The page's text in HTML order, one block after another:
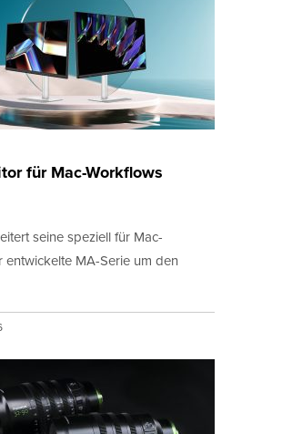
für Mac-Workflows
seine speziell für Mac-
entwickelte MA-Serie um den